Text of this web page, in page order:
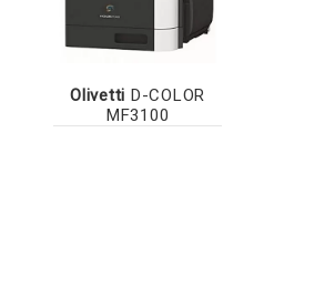
Olivetti D-COLOR
MF3100